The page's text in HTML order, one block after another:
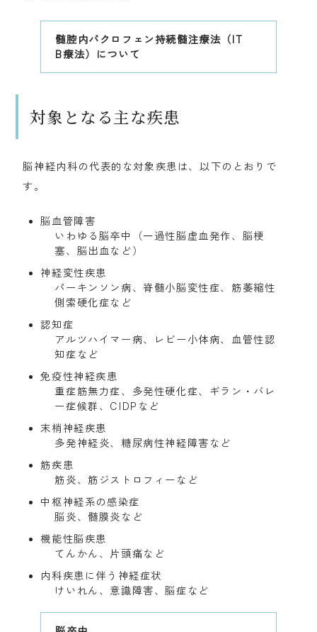
髄腔内バクロフェン持続髄注療法（IT
B療法）について
対象となる主な疾患
脳神経内科の代表的な対象疾患は、以下のとおりで
す。
脳血管障害
いわゆる脳卒中（一過性脳虚血発作、脳梗
塞、脳出血など）
神経変性疾患
パーキンソン病、脊髄小脳変性症、筋萎縮性
側索硬化症など
認知症
アルツハイマー病、レビー小体病、血管性認
知症など
免疫性神経疾患
重症筋無力症、多発性硬化症、ギラン・バレ
ー症候群、CIDPなど
末梢神経疾患
多発神経炎、糖尿病性神経障害など
筋疾患
筋炎、筋ジストロフィーなど
中枢神経系の感染症
脳炎、髄膜炎など
機能性脳疾患
てんかん、片頭痛など
内科疾患に伴う神経症状
けいれん、意識障害、脳症など